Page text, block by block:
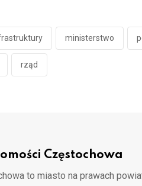
ministerstwo
rząd
Częstochowa
to miasto na prawach